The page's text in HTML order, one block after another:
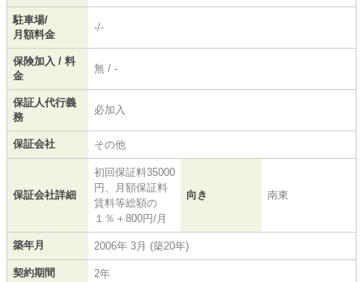
駐車場/
月額料金
-/-
保険加入 / 料
金
無 / -
保証人代行義
務
必加入
保証会社 その他
保証会社詳細
初回保証料35000
円、月額保証料
賃料等総額の
１％＋800円/月
向き 南東
築年月 2006年 3月 (築20年)
契約期間 2年